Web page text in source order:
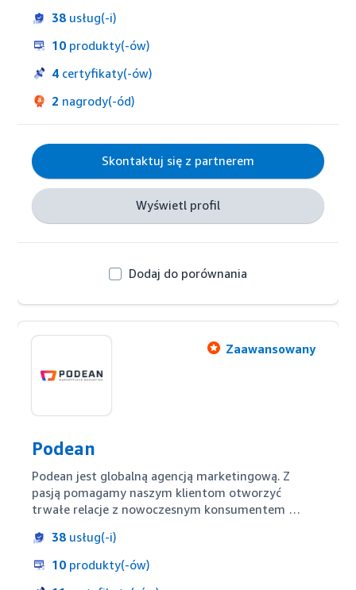
i kreatywne. Zespół ekspertów Jellyfish o unikalnej,
globalnej strukturze oferuje consulting, szkolenia i
najnowocześniejsze technologie, aby zapewnić jak
najlepsze wyniki Twojej marki w kategoriach Retail
38 usług(-i)
10 produkty(-ów)
4 certyfikaty(-ów)
2 nagrody(-ód)
Skontaktuj się z partnerem
Wyświetl profil
Dodaj do porównania
Zaawansowany
Podean
Podean jest globalną agencją marketingową. Z
pasją pomagamy naszym klientom otworzyć
trwałe relacje z nowoczesnym konsumentem
Ads Partners 2023 Global Expansion Award. Nasze
usługi obejmują strategię rynkową, optymalizację
treści, prowadzenie operacji sprzedaży detalicznej i
38 usług(-i)
10 produkty(-ów)